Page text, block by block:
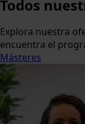
Todos
Explora nuestra
encuentra el
Másteres